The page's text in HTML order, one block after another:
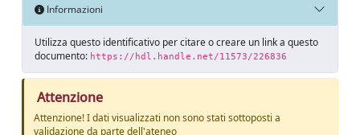
Informazioni
Utilizza questo identificativo per citare o creare un link a questo
documento: https://hdl.handle.net/11573/226836
Attenzione
Attenzione! I dati visualizzati non sono stati sottoposti a
validazione da parte dell'ateneo